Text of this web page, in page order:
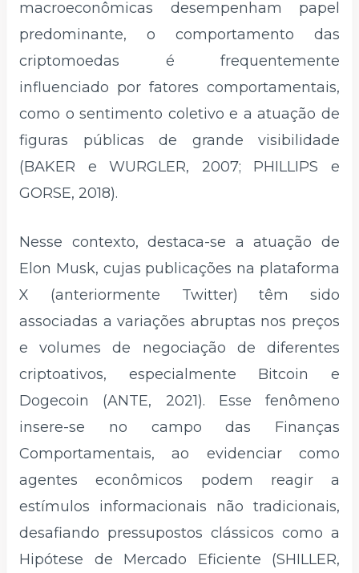
macroeconômicas desempenham papel
predominante, o comportamento das
criptomoedas é frequentemente
influenciado por fatores comportamentais,
como o sentimento coletivo e a atuação de
figuras públicas de grande visibilidade
(BAKER e WURGLER, 2007; PHILLIPS e
GORSE, 2018).
Nesse contexto, destaca-se a atuação de
Elon Musk, cujas publicações na plataforma
X (anteriormente Twitter) têm sido
associadas a variações abruptas nos preços
e volumes de negociação de diferentes
criptoativos, especialmente Bitcoin e
Dogecoin (ANTE, 2021). Esse fenômeno
insere-se no campo das Finanças
Comportamentais, ao evidenciar como
agentes econômicos podem reagir a
estímulos informacionais não tradicionais,
desafiando pressupostos clássicos como a
Hipótese de Mercado Eficiente (SHILLER,